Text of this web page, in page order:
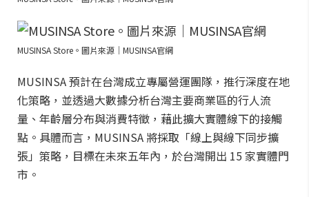
MUSINSA Store。圖片來源｜MUSINSA官網
MUSINSA 預計在台灣成立專屬營運團隊，推行深度在地
化策略，並透過大數據分析台灣主要商業區的行人流
量、年齡層分布與消費特徵，藉此擴大實體線下的接觸
點。具體而言，MUSINSA 將採取「線上與線下同步擴
張」策略，目標在未來五年內，於台灣開出 15 家實體門
市。